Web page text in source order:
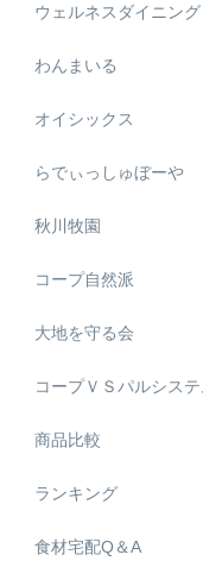
ウェルネスダイニング
わんまいる
オイシックス
らでぃっしゅぼーや
秋川牧園
コープ自然派
大地を守る会
コープＶＳパルシステ
商品比較
ランキング
食材宅配Q＆A